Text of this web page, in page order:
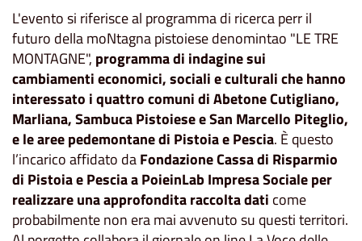
L'evento si riferisce al programma di ricerca perr il
futuro della moNtagna pistoiese denomintao "LE TRE
MONTAGNE", programma di indagine sui
cambiamenti economici, sociali e culturali che hanno
interessato i quattro comuni di Abetone Cutigliano,
Marliana, Sambuca Pistoiese e San Marcello Piteglio,
e le aree pedemontane di Pistoia e Pescia. È questo
l’incarico affidato daFondazione Cassa di Risparmio
di Pistoia e Pescia a PoieinLab Impresa Sociale per
realizzare una approfondita raccolta dati come
probabilmente non era mai avvenuto su questi territori.